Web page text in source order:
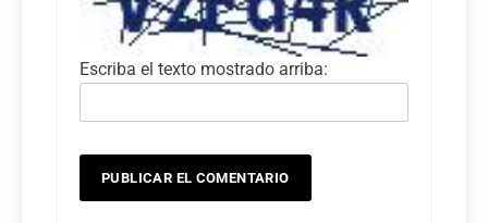
Escriba el texto mostrado arriba: